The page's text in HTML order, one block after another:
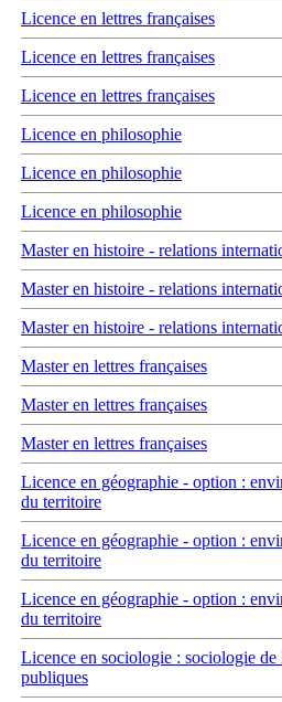
Licence en lettres françaises
Licence en lettres françaises
Licence en lettres françaises
Licence en philosophie
Licence en philosophie
Licence en philosophie
Master en histoire - relations
Master en histoire - relations
Master en histoire - relations
Master en lettres françaises
Master en lettres françaises
Master en lettres françaises
Licence en géographie - option :
du territoire
Licence en géographie - option :
du territoire
Licence en géographie - option :
du territoire
Licence en sociologie : sociologie de
publiques